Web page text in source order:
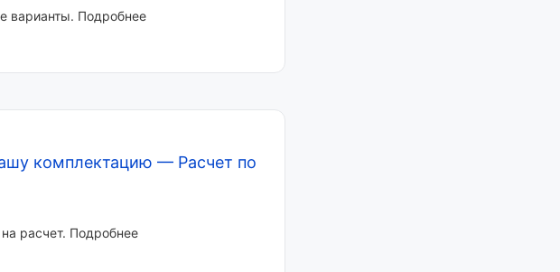
варианты. Подробнее
комплектацию — Расчет по
расчет. Подробнее